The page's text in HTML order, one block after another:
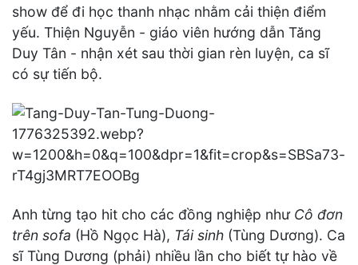
show để đi học thanh nhạc nhằm cải thiện điểm
yếu. Thiện Nguyễn - giáo viên hướng dẫn Tăng
Duy Tân - nhận xét sau thời gian rèn luyện, ca sĩ
có sự tiến bộ.
Anh từng tạo hit cho các đồng nghiệp như Cô đơn
trên sofa (Hồ Ngọc Hà), Tái sinh (Tùng Dương). Ca
sĩ Tùng Dương (phải) nhiều lần cho biết tự hào về